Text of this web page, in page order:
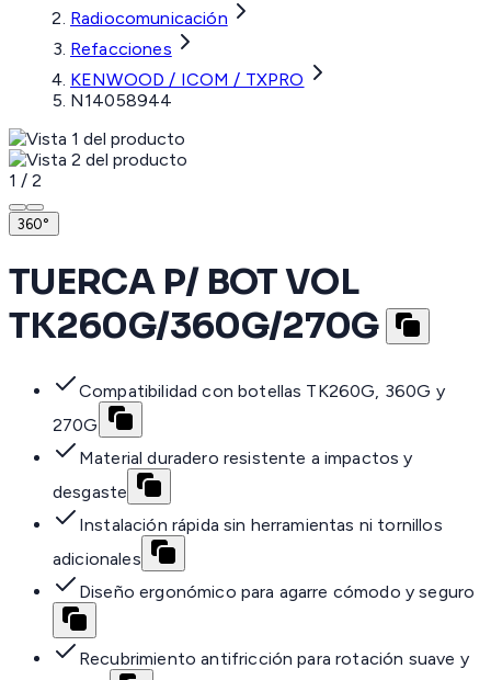
Radiocomunicación
Refacciones
KENWOOD / ICOM / TXPRO
N14058944
1 / 2
360°
TUERCA P/ BOT VOL
TK260G/360G/270G
Compatibilidad con botellas TK260G, 360G y
270G
Material duradero resistente a impactos y
desgaste
Instalación rápida sin herramientas ni tornillos
adicionales
Diseño ergonómico para agarre cómodo y seguro
Recubrimiento antifricción para rotación suave y